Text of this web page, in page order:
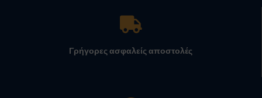
Γρήγορες ασφαλείς αποστολές